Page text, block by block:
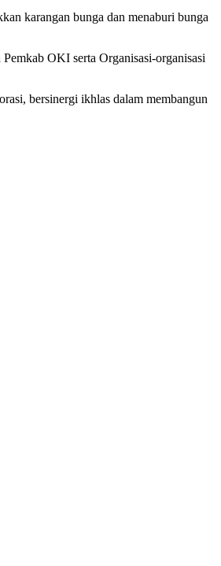
karangan bunga dan menaburi bunga
OKI serta Organisasi-organisasi
bersinergi ikhlas dalam membangun